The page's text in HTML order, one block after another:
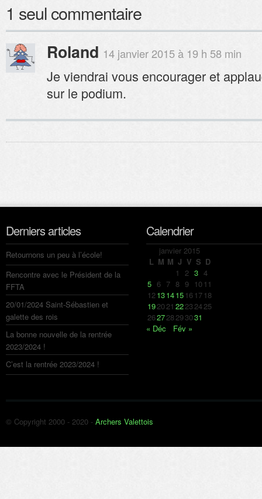
1 seul commentaire
Roland 14 janvier 2015 à 19 h 58 min
Je viendrai vous encourager et
sur le podium.
Derniers articles
Retournons un peu à l’école!
Rencontre avec le Président de la
FFTA
20/01/2024 Saint-Sébastien et
galette des rois
La bonne nouvelle de la rentrée
2023/2024 !
C’est la rentrée 2023/2024 !
Calendrier
janvier 2015
L M M J V S D
1 2 3 4
5 6 7 8 9 10 11
12131415 16 17 18
192021 22232425
262728293031
« Déc
Fév »
© Copyright 2000 - 2020 - Archers Valettois